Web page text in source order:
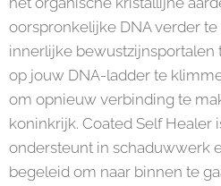
oorspronkelijke DNA verder
innerlijke
op jouw DNA-ladder te
om opnieuw verbinding te
koninkrijk. Coated Self Healer
ondersteunt in schaduwwerk
begeleid om naar binnen te